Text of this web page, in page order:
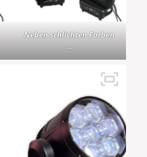
Neben schlichten Farben
…